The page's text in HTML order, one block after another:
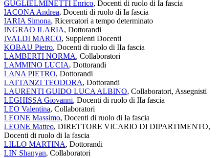
GUGLIELMINETTI Enrico, Docenti di ruolo di Ia fascia
IACONA Andrea, Docenti di ruolo di Ia fascia
IARIA Simona, Ricercatori a tempo determinato
INGRAO ILARIA, Dottorandi
IVALDI MARCO, Supplenti Docenti
KOBAU Pietro, Docenti di ruolo di IIa fascia
LAMBERTI NORMA, Collaboratori
LAMMINO LUCIA, Dottorandi
LANA PIETRO, Dottorandi
LATTANZI TEODORA, Dottorandi
LAURENTI GUIDO LUCA ALBINO, Collaboratori, Assegnisti
LEGHISSA Giovanni, Docenti di ruolo di IIa fascia
LEO Valentina, Collaboratori
LEONE Massimo, Docenti di ruolo di Ia fascia
LEONE Matteo, DIRETTORE VICARIO DI DIPARTIMENTO,
Docenti di ruolo di Ia fascia
LILLO MARTINA, Dottorandi
LIN Shanyan, Collaboratori